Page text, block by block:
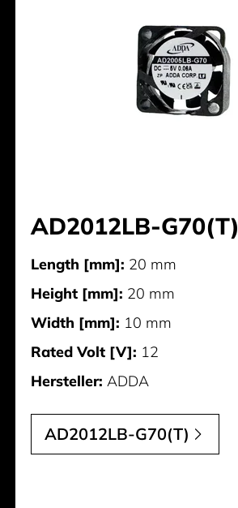
AD2012LB-G70(T)
Length [mm]: 20 mm
Height [mm]: 20 mm
Width [mm]: 10 mm
Rated Volt [V]: 12
Hersteller: ADDA
AD2012LB-G70(T)